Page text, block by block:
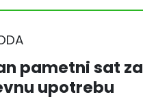
pametni sat za
upotrebu